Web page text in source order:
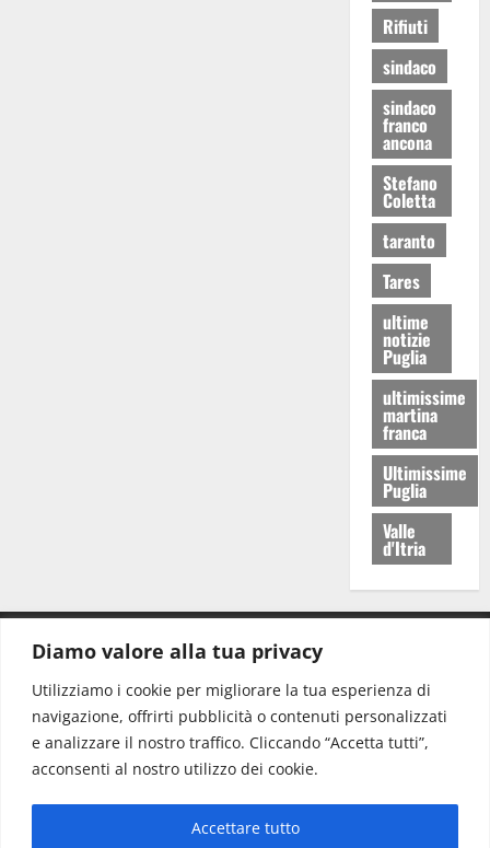
Diamo valore alla tua privacy
Utilizziamo i cookie per migliorare la tua esperienza di
navigazione, offrirti pubblicità o contenuti personalizzati
e analizzare il nostro traffico. Cliccando “Accetta tutti”,
acconsenti al nostro utilizzo dei cookie.
Accettare tutto
Rifiuti
sindaco
sindaco
franco
ancona
Stefano
Coletta
taranto
Tares
ultime
notizie
Puglia
ultimissime
martina
franca
Ultimissime
Puglia
Valle
d'Itria
Redazione: redazione@www.martinasera.it
Direttore:direttore@www.martinasera.it
Info & Commerciale:info@www.martinasera.it